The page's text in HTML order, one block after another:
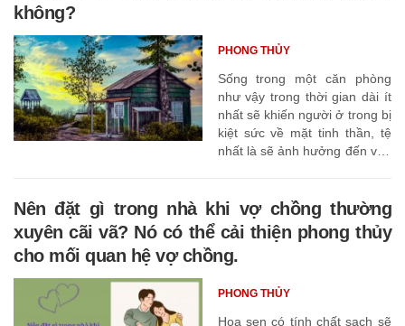
không?
Sống trong một căn phòng
như vậy trong thời gian dài ít
nhất sẽ khiến người ở trong bị
kiệt sức về mặt tinh thần, tệ
nhất là sẽ ảnh hưởng đến vận
PHONG THỦY
Nên đặt gì trong nhà khi vợ chồng thường
xuyên cãi vã? Nó có thể cải thiện phong thủy
cho mối quan hệ vợ chồng.
Hoa sen có tính chất sạch sẽ
PHONG THỦY